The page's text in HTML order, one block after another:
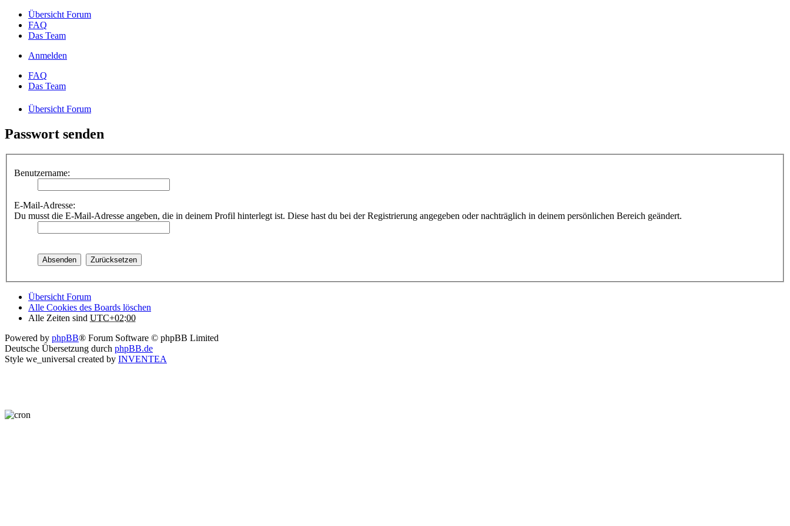
Übersicht Forum
FAQ
Das Team
Anmelden
FAQ
Das Team
Übersicht Forum
Passwort senden
Benutzername:
E-Mail-Adresse:
Du musst die E-Mail-Adresse angeben, die in deinem Profil hinterlegt ist. Diese hast du bei der Registrierung angegeben oder nachträglich in deinem persönlichen Bereich geändert.
Übersicht Forum
Alle Cookies des Boards löschen
Alle Zeiten sind UTC+02:00
Powered by phpBB® Forum Software © phpBB Limited
Deutsche Übersetzung durch phpBB.de
Style we_universal created by INVENTEA